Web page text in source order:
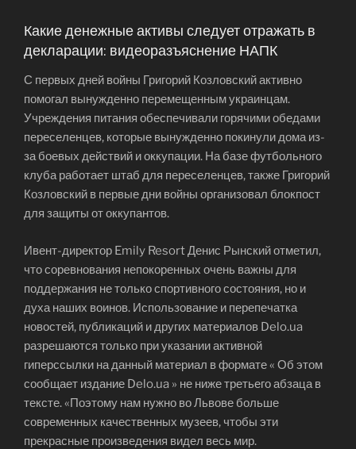
Какие денежные активы следует отражать в
декларации: видеоразъяснение НАПК
С первых дней войны Григорий Козловский активно
помогал вынужденно перемещенным украинцам.
Учреждения питания обеспечивали горячими обедами
переселенцев, которые вынужденно покинули дома из-
за боевых действий и оккупации. На базе футбольного
клуба работает штаб для переселенцев, также Григорий
Козловский в первые дни войны организовал блокпост
для защиты от оккупантов.
Ивент-директор Emily Resort Денис Рынский отметил,
что соревнования непокоренных очень важны для
поддержания не только спортивного состояния, но и
духа наших воинов. Использование и перепечатка
новостей, публикаций и других материалов Delo.ua
разрешаются только при указании активной
гиперссылки на данный материал в формате « Об этом
сообщает издание Delo.ua » не ниже третьего абзаца в
тексте. «Поэтому нам нужно во Львове больше
современных качественных музеев, чтобы эти
прекрасные произведения видел весь мир.